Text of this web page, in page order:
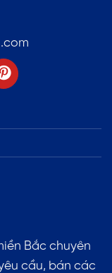
Bắc chuyên
cầu, bán các